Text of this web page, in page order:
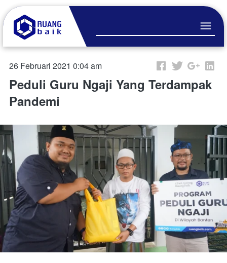
26 Februari 2021 0:04 am
Peduli Guru Ngaji Yang Terdampak
Pandemi